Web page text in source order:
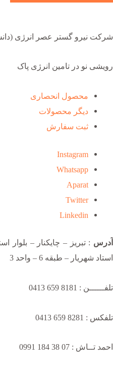
شرکت نیرو گستر عصر انرژی
رویشی نو در تامین انرژی پاک
محصول انحصاری
دیگر محصولات
ثبت سفارش
Instagram
Whatsapp
Aparat
Twitter
Linkedin
آدرس : تبریز – چایکنار – بلوار
استاد شهریار – طبقه 6 – واحد 3
تلفــــــن : 8181 659 0413
تلفکس : 8281 659 0413
احمد تــاش : 07 38 184 0991